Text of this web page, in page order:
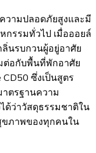
ามปลอดภัยสูงและมี
กรรมทั่วไป เมื่อออยล์
นรบกวนผู้อยู่อาศัย
ต่อกับพื้นที่พักอาศัย
ซึ่งเป็นสูตร
าตรฐานความ
ด้ว่าวัสดุธรรมชาติใน
ภาพของทุกคนใน